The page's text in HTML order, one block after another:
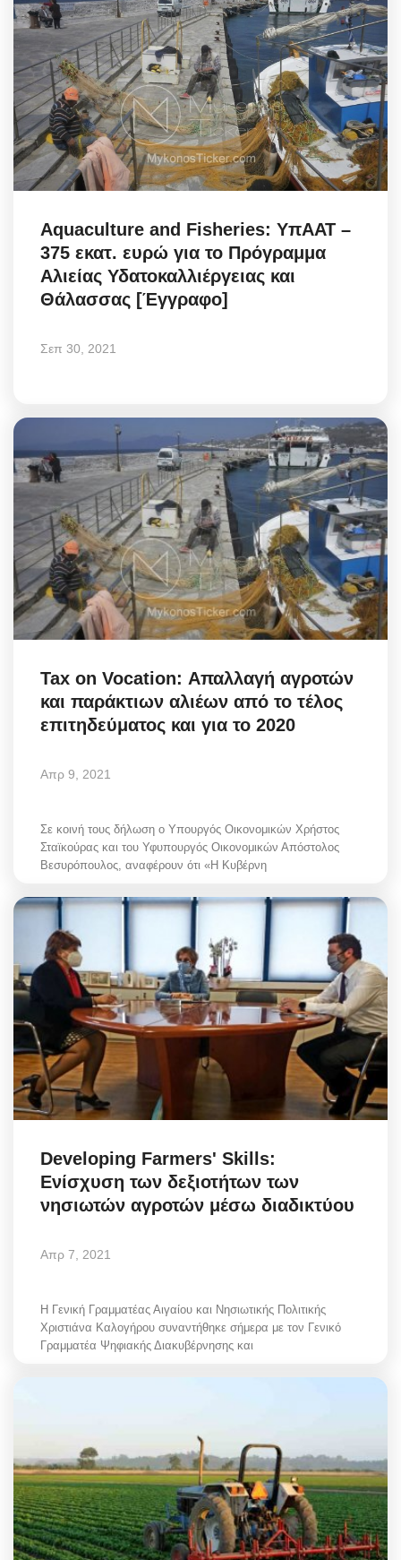
Aquaculture and Fisheries: ΥπΑΑΤ –
375 εκατ. ευρώ για το Πρόγραμμα
Αλιείας Υδατοκαλλιέργειας και
Θάλασσας [Έγγραφο]
Σεπ 30, 2021
Tax on Vocation: Απαλλαγή αγροτών
και παράκτιων αλιέων από το τέλος
επιτηδεύματος και για το 2020
Απρ 9, 2021
Σε κοινή τους δήλωση ο Υπουργός Οικονομικών Χρήστος
Σταϊκούρας και του Υφυπουργός Οικονομικών Απόστολος
Βεσυρόπουλος, αναφέρουν ότι «Η Κυβέρνη
Developing Farmers' Skills:
Ενίσχυση των δεξιοτήτων των
νησιωτών αγροτών μέσω διαδικτύου
Απρ 7, 2021
Η Γενική Γραμματέας Αιγαίου και Νησιωτικής Πολιτικής
Χριστιάνα Καλογήρου συναντήθηκε σήμερα με τον Γενικό
Γραμματέα Ψηφιακής Διακυβέρνησης και